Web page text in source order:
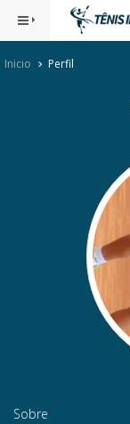
Inicio Perfil
Sobre